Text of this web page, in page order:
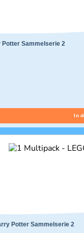
Potter Sammelserie 2
In
Potter Sammelserie 2